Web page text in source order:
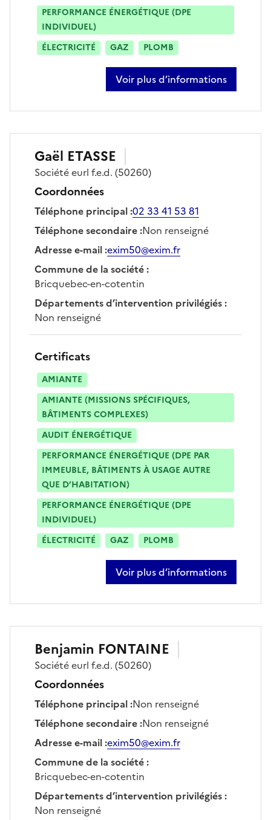
PERFORMANCE ÉNERGÉTIQUE (DPE
INDIVIDUEL)
ÉLECTRICITÉ
GAZ PLOMB
Voir plus d’informations
sur gaëtan saint-dizier
Gaël ETASSE
Sociétéeurl f.e.d. (50260)
Coordonnées
Téléphone principal:02 33 41 53 81
Téléphone secondaire:Non renseigné
Adresse e-mail:exim50@exim.fr
Commune de la société:
Bricquebec-en-cotentin
Départements d’intervention privilégiés:
Non renseigné
Certificats
AMIANTE
AMIANTE (MISSIONS SPÉCIFIQUES,
BÂTIMENTS COMPLEXES)
AUDIT ÉNERGÉTIQUE
PERFORMANCE ÉNERGÉTIQUE (DPE PAR
IMMEUBLE, BÂTIMENTS À USAGE AUTRE
QUE D’HABITATION)
PERFORMANCE ÉNERGÉTIQUE (DPE
INDIVIDUEL)
ÉLECTRICITÉ
GAZ PLOMB
Voir plus d’informations
sur gaël etasse
Benjamin FONTAINE
Sociétéeurl f.e.d. (50260)
Coordonnées
Téléphone principal:Non renseigné
Téléphone secondaire:Non renseigné
Adresse e-mail:exim50@exim.fr
Commune de la société:
Bricquebec-en-cotentin
Départements d’intervention privilégiés:
Non renseigné